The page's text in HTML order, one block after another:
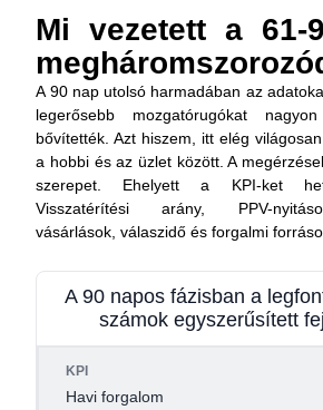
Mi vezetett a 61-
A 90 nap utolsó harmadában az
legerősebb mozgatórugókat
bővítették. Azt hiszem, itt elég
a hobbi és az üzlet között. A
szerepet. Ehelyett a KPI-ket
Visszatérítési arány, PPV-
vásárlások, válaszidő és forgalmi
A 90 napos fázisban a
számok egyszerűsített
KPI
Havi forgalom